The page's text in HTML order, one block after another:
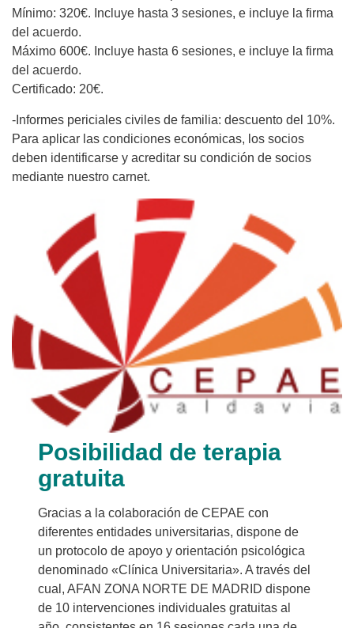
Mínimo: 320€. Incluye hasta 3 sesiones, e incluye la firma
del acuerdo.
Máximo 600€. Incluye hasta 6 sesiones, e incluye la firma
del acuerdo.
Certificado: 20€.
-Informes periciales civiles de familia: descuento del 10%.
Para aplicar las condiciones económicas, los socios
deben identificarse y acreditar su condición de socios
mediante nuestro carnet.
Posibilidad de terapia
gratuita
Gracias a la colaboración de CEPAE con
diferentes entidades universitarias, dispone de
un protocolo de apoyo y orientación psicológica
denominado «Clínica Universitaria». A través del
cual, AFAN ZONA NORTE DE MADRID dispone
de 10 intervenciones individuales gratuitas al